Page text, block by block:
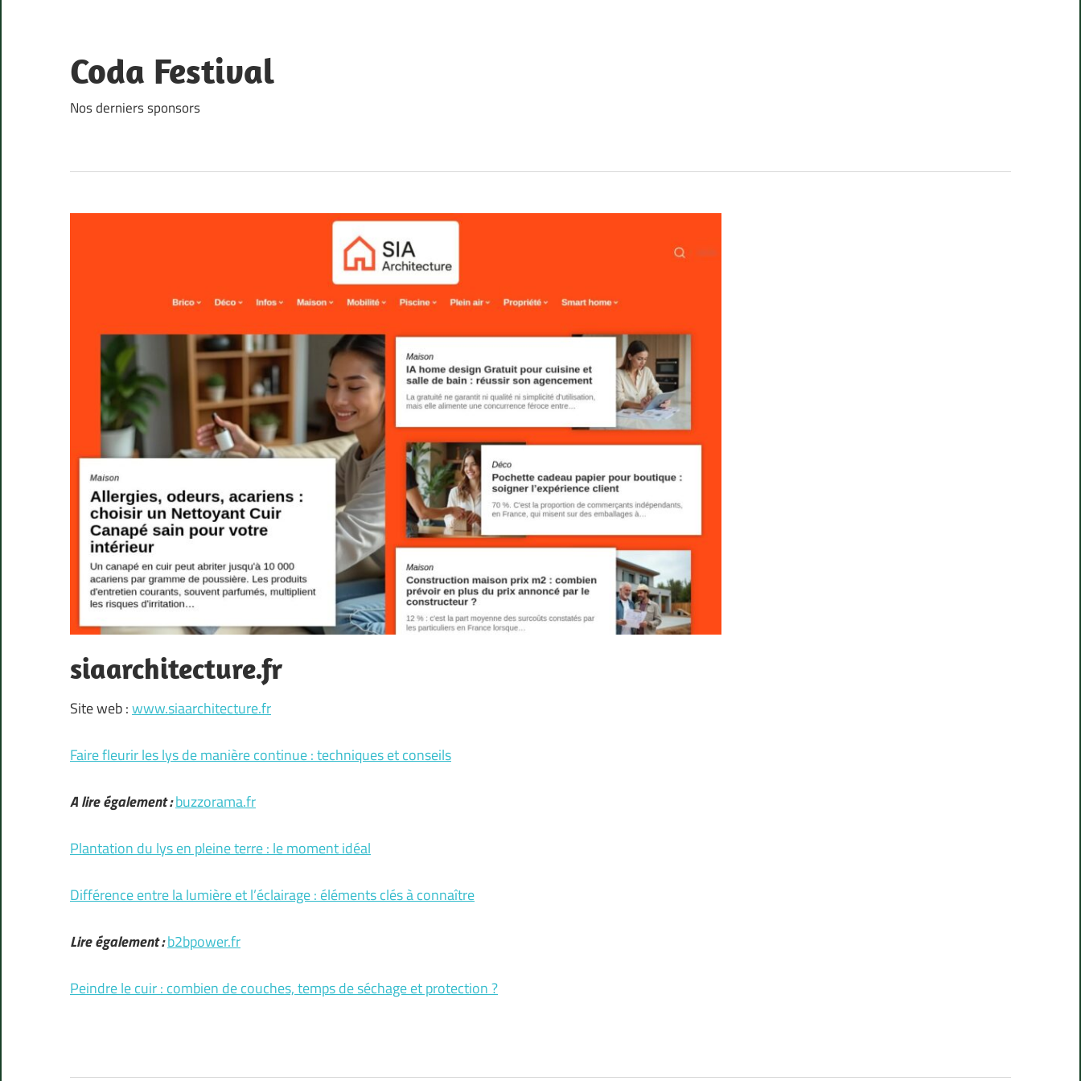
content
Coda Festival
Nos derniers sponsors
siaarchitecture.fr
Site web :www.siaarchitecture.fr
Faire fleurir les lys de manière continue : techniques et conseils
A lire également :buzzorama.fr
Plantation du lys en pleine terre : le moment idéal
Différence entre la lumière et l’éclairage : éléments clés à connaître
Lire également :b2bpower.fr
Peindre le cuir : combien de couches, temps de séchage et protection ?